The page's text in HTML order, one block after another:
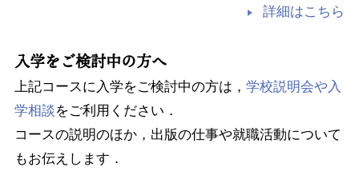
詳細はこちら
入学をご検討中の方へ
上記コースに入学をご検討中の方は， 学校説明会や入
学相談をご利用ください．
コースの説明のほか，出版の仕事や就職活動について
もお伝えします．